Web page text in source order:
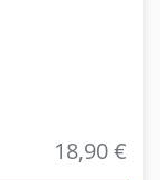
18,90 €